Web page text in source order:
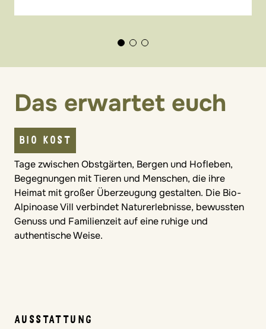
Das erwartet euch
BIO KOST
Tage zwischen Obstgärten, Bergen und Hofleben,
Begegnungen mit Tieren und Menschen, die ihre
Heimat mit großer Überzeugung gestalten. Die Bio-
Alpinoase Vill verbindet Naturerlebnisse, bewussten
Genuss und Familienzeit auf eine ruhige und
authentische Weise.
AUSSTATTUNG